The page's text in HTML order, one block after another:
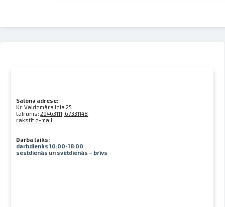
Salona adrese:
Kr. Valdemāra iela 25
tālrunis:29463111, 67331148
rakstīt e-mail
Darba laiks:
darbdienās 10:00-18:00
sestdienās un svētdienās – brīvs